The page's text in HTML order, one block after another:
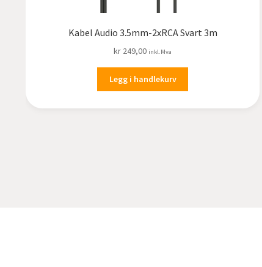
Kabel Audio 3.5mm-2xRCA Svart 3m
kr 249,00 inkl.Mva
Legg i handlekurv